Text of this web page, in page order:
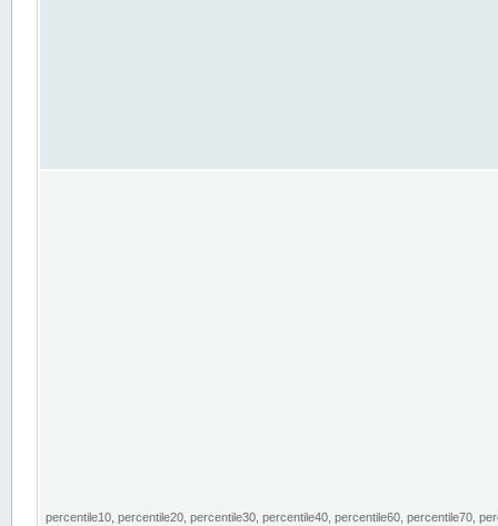
percentile10, percentile20, percentile30, percentile40, percentile60, percentile70,